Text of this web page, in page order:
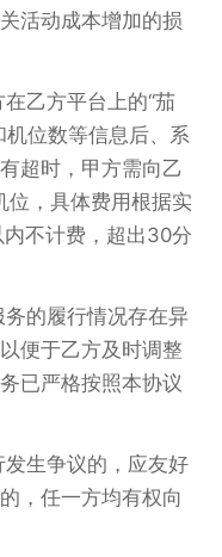
活动成本增加的损
在乙方平台上的“茄
位数等信息后、系
超时，甲方需向乙
，具体费用根据实
不计费，超出30分
务的履行情况存在异
便于乙方及时调整
已严格按照本协议
发生争议的，应友好
，任一方均有权向